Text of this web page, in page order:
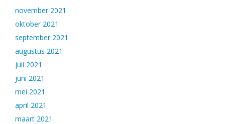
november 2021
oktober 2021
september 2021
augustus 2021
juli 2021
juni 2021
mei 2021
april 2021
maart 2021